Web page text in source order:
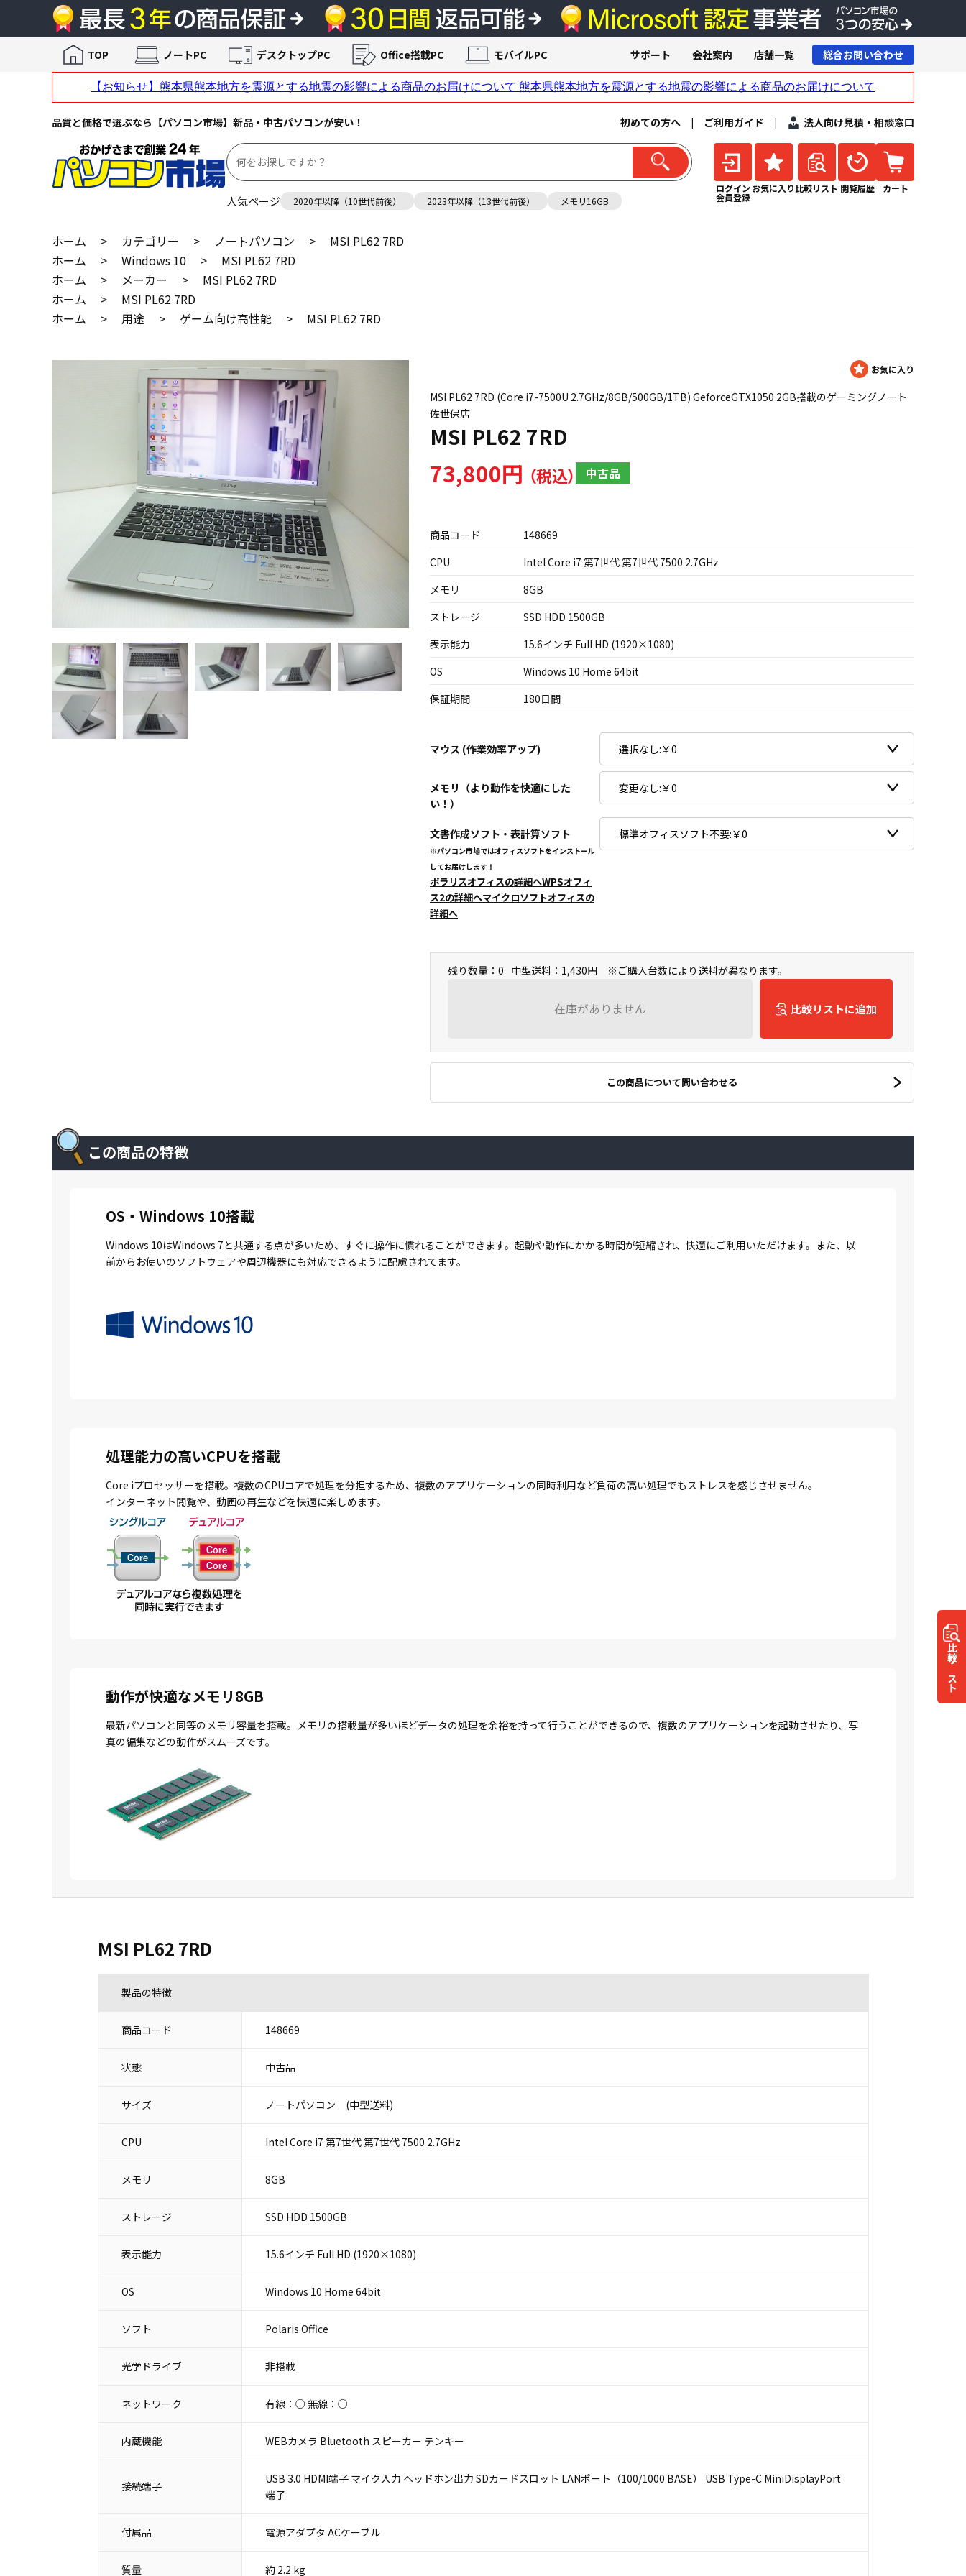
品質と価格で選ぶなら【パソコン市場】新品・中古パソコンが安い！ 初めての方へ | ご利用ガイド | 法人向け見積・相談窓口
人気ページ 2020年以降（10世代前後） 2023年以降（13世代前後） メモリ16GB
ログイン
会員登録
お気に入り 比較リスト 閲覧履歴 カート
TOP ノートPC デスクトップPC Office搭載PC モバイルPC サポート 会社案内 店舗一覧 総合お問い合わせ
ホーム > カテゴリー > ノートパソコン >
MSI PL62 7RD
ホーム
> Windows 10 >
MSI PL62 7RD
ホーム
> メーカー >
MSI PL62 7RD
ホーム
>
MSI PL62 7RD
ホーム
> 用途 > ゲーム向け高性能 > MSI PL62 7RD
MSI PL62 7RD (Core i7-7500U 2.7GHz/8GB/500GB/1TB) GeforceGTX1050 2GB搭載のゲーミングノート
佐世保店
MSI PL62 7RD
73,800円 中古品
商品コード
148669
CPU
Intel Core i7 第7世代 第7世代 7500 2.7GHz
メモリ
8GB
ストレージ
SSD HDD 1500GB
表示能力
15.6インチ Full HD (1920×1080)
OS
Windows 10 Home 64bit
保証期間
180日間
マウス (作業効率アップ)
メモリ（より動作を快適にした
い！）
文書作成ソフト・表計算ソフト
※パソコン市場ではオフィスソフトをインストール
してお届けします！
ポラリスオフィスの詳細へWPSオフィ
ス2の詳細へマイクロソフトオフィスの
詳細へ
残り数量：0 中型送料：1,430円 ※ご購入台数により送料が異なります。
在庫がありません 比較リストに追加
この商品について問い合わせる
比較
リスト
この商品の特徴
OS・Windows 10搭載
Windows 10はWindows 7と共通する点が多いため、すぐに操作に慣れることができます。起動や動作にかかる時間が短縮され、快適にご利用いただけます。また、以
前からお使いのソフトウェアや周辺機器にも対応できるように配慮されてます。
処理能力の高いCPUを搭載
Core iプロセッサーを搭載。複数のCPUコアで処理を分担するため、複数のアプリケーションの同時利用など負荷の高い処理でもストレスを感じさせません。
インターネット閲覧や、動画の再生などを快適に楽しめます。
動作が快適なメモリ8GB
最新パソコンと同等のメモリ容量を搭載。メモリの搭載量が多いほどデータの処理を余裕を持って行うことができるので、複数のアプリケーションを起動させたり、写
真の編集などの動作がスムーズです。
MSI PL62 7RD
製品の特徴
商品コード 148669
状態 中古品
サイズ ノートパソコン (中型送料)
CPU Intel Core i7 第7世代 第7世代 7500 2.7GHz
メモリ 8GB
ストレージ SSD HDD 1500GB
表示能力 15.6インチ Full HD (1920×1080)
OS Windows 10 Home 64bit
ソフト Polaris Office
光学ドライブ 非搭載
ネットワーク 有線：○ 無線：○
内蔵機能 WEBカメラ Bluetooth スピーカー テンキー
接続端子
USB 3.0 HDMI端子 マイク入力 ヘッドホン出力 SDカードスロット LANポート（100/1000 BASE） USB Type-C MiniDisplayPort
端子
付属品 電源アダプタ ACケーブル
質量 約 2.2 kg